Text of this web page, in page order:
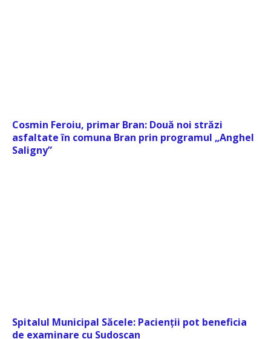
Cosmin Feroiu, primar Bran: Două noi străzi
asfaltate în comuna Bran prin programul „Anghel
Saligny”
Spitalul Municipal Săcele: Pacienții pot beneficia
de examinare cu Sudoscan